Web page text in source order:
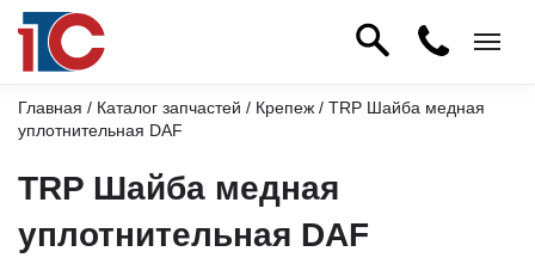
Главная / Каталог запчастей / Крепеж / TRP Шайба медная
уплотнительная DAF
TRP Шайба медная
уплотнительная DAF